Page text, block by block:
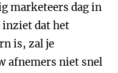
marketeers dag in
inziet dat het
is, zal je
afnemers niet snel